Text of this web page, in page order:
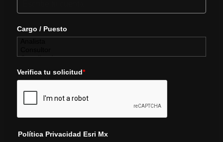
Cargo / Puesto
Verifica tu solicitud*
Política Privacidad Esri Mx